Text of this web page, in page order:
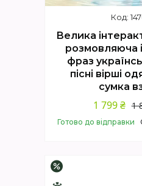
Велика
розмовляюча
фраз
пісні вірші
сумка
1
1 799 ₴
Готово до відправки